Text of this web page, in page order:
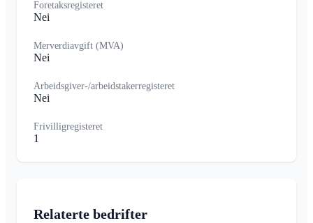
Foretaksregisteret
Nei
Merverdiavgift (MVA)
Nei
Arbeidsgiver-/arbeidstakerregisteret
Nei
Frivilligregisteret
1
Relaterte bedrifter